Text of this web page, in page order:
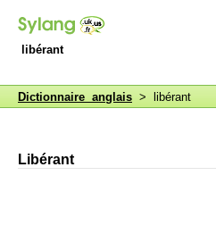
libérant
Dictionnaire anglais > libérant
Libérant